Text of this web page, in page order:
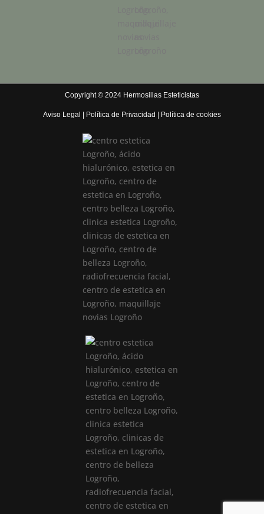
Copyright © 2024 Hermosillas Esteticistas
Aviso Legal Política de Privacidad Política de cookies